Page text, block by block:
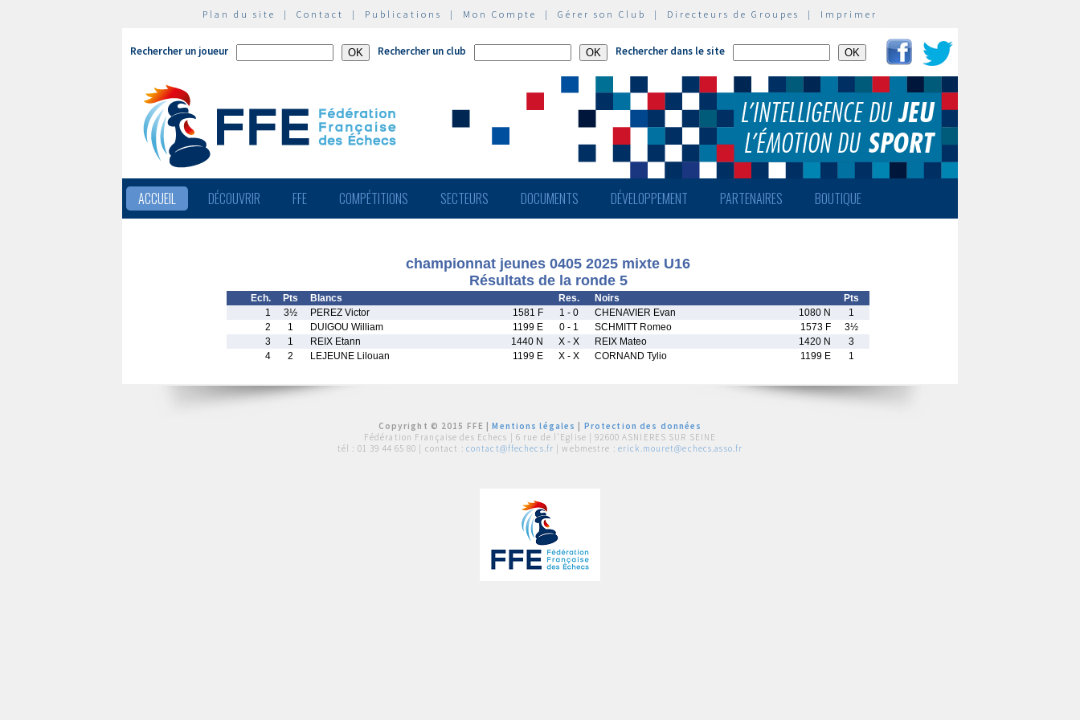
Plan du site | Contact | Publications | Mon Compte | Gérer son Club | Directeurs de Groupes | Imprimer
Rechercher un joueur Rechercher un club Rechercher dans le site
ACCUEIL DÉCOUVRIR FFE COMPÉTITIONS SECTEURS DOCUMENTS DÉVELOPPEMENT PARTENAIRES BOUTIQUE
championnat jeunes 0405 2025 mixte U16
Résultats de la ronde 5
Ech. Pts Blancs Res. Noirs
Pts
1
3½ PEREZ Victor 1581 F 1 - 0 CHENAVIER Evan 1080 N
1
2
1 DUIGOU William 1199 E 0 - 1 SCHMITT Romeo 1573 F
3½
3
1 REIX Etann 1440 N X - X REIX Mateo 1420 N
3
4
2 LEJEUNE Lilouan 1199 E X - X CORNAND Tylio 1199 E 1
Copyright © 2015 FFE |Mentions légales
Protection des données
Fédération Française des Echecs | 6 rue de l'Eglise | 92600 ASNIERES SUR SEINE
tél : 01 39 44 65 80 | contact : contact@ffechecs.fr | webmestre : erick.mouret@echecs.asso.fr